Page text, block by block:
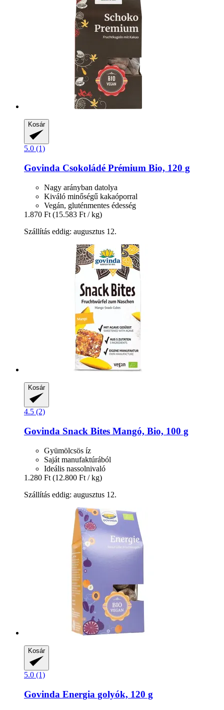
Kosár
5.0 (1)
Govinda Csokoládé Prémium Bio, 120 g
Nagy arányban datolya
Kiváló minőségű kakaóporral
Vegán, gluténmentes édesség
1.870 Ft (15.583 Ft / kg)
Szállítás eddig: augusztus 12.
Kosár
4.5 (2)
Govinda Snack Bites Mangó, Bio, 100 g
Gyümölcsös íz
Saját manufaktúrából
Ideális nassolnivaló
1.280 Ft (12.800 Ft / kg)
Szállítás eddig: augusztus 12.
Kosár
5.0 (1)
Govinda Energia golyók, 120 g